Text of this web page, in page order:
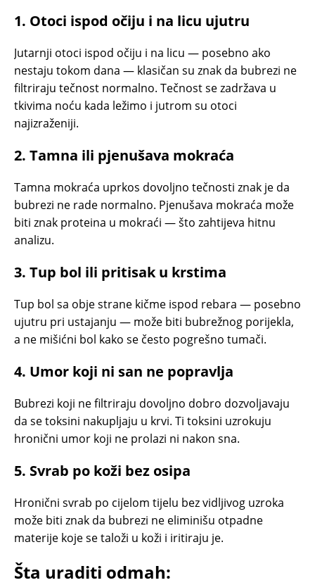
1. Otoci ispod očiju i na licu ujutru
Jutarnji otoci ispod očiju i na licu — posebno ako
nestaju tokom dana — klasičan su znak da bubrezi ne
filtriraju tečnost normalno. Tečnost se zadržava u
tkivima noću kada ležimo i jutrom su otoci
najizraženiji.
2. Tamna ili pjenušava mokraća
Tamna mokraća uprkos dovoljno tečnosti znak je da
bubrezi ne rade normalno. Pjenušava mokraća može
biti znak proteina u mokraći — što zahtijeva hitnu
analizu.
3. Tup bol ili pritisak u krstima
Tup bol sa obje strane kičme ispod rebara — posebno
ujutru pri ustajanju — može biti bubrežnog porijekla,
a ne mišićni bol kako se često pogrešno tumači.
4. Umor koji ni san ne popravlja
Bubrezi koji ne filtriraju dovoljno dobro dozvoljavaju
da se toksini nakupljaju u krvi. Ti toksini uzrokuju
hronični umor koji ne prolazi ni nakon sna.
5. Svrab po koži bez osipa
Hronični svrab po cijelom tijelu bez vidljivog uzroka
može biti znak da bubrezi ne eliminišu otpadne
materije koje se taloži u koži i iritiraju je.
Šta uraditi odmah: